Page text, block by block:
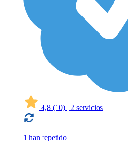
4,8 (10) | 2 servicios
1 han repetido